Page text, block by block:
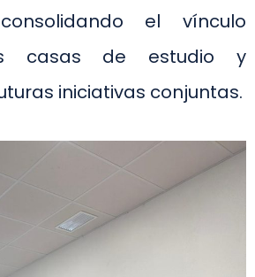
el vínculo
casas de estudio y
iniciativas conjuntas.